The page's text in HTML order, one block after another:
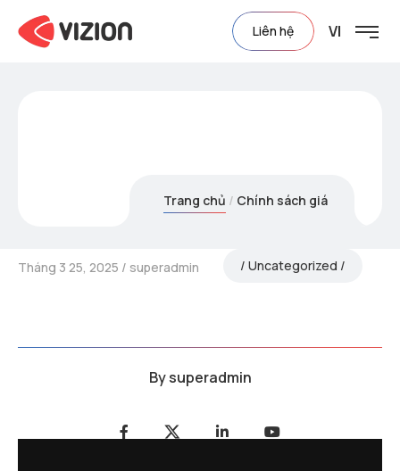
Liên hệ VI
Trang chủ Chính sách giá
Tháng 3 25, 2025 superadmin Uncategorized
Bysuperadmin